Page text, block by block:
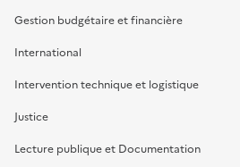
Gestion budgétaire et financière
International
Intervention technique et logistique
Justice
Lecture publique et Documentation